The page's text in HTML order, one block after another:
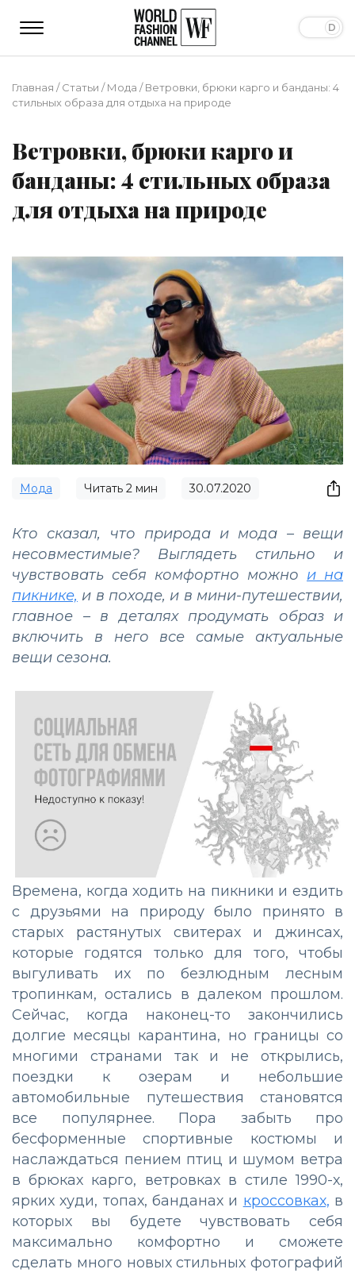
Главная /Статьи /Мода /Ветровки, брюки карго и банданы: 4
стильных образа для отдыха на природе
Ветровки, брюки карго и
банданы: 4 стильных образа
для отдыха на природе
Мода Читать 2 мин 30.07.2020
Кто сказал, что природа и мода – вещи
несовместимые? Выглядеть стильно и
чувствовать себя комфортно можно и на
пикнике, и в походе, и в мини-путешествии,
главное – в деталях продумать образ и
включить в него все самые актуальные
вещи сезона.
Времена, когда ходить на пикники и ездить
с друзьями на природу было принято в
старых растянутых свитерах и джинсах,
которые годятся только для того, чтобы
выгуливать их по безлюдным лесным
тропинкам, остались в далеком прошлом.
Сейчас, когда наконец-то закончились
долгие месяцы карантина, но границы со
многими странами так и не открылись,
поездки к озерам и небольшие
автомобильные путешествия становятся
все популярнее. Пора забыть про
бесформенные спортивные костюмы и
наслаждаться пением птиц и шумом ветра
в брюках карго, ветровках в стиле 1990-х,
ярких худи, топах, банданах и кроссовках, в
которых вы будете чувствовать себя
максимально комфортно и сможете
сделать много новых стильных фотографий